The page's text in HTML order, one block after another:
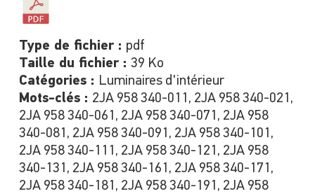
Type de fichier : pdf
Taille du fichier : 39 Ko
Catégories : Luminaires d'intérieur
Mots-clés : 2JA 958 340-011, 2JA 958 340-021,
2JA 958 340-061, 2JA 958 340-071, 2JA 958
340-081, 2JA 958 340-091, 2JA 958 340-101,
2JA 958 340-111, 2JA 958 340-121, 2JA 958
340-131, 2JA 958 340-161, 2JA 958 340-171,
2JA 958 340-181, 2JA 958 340-191, 2JA 958